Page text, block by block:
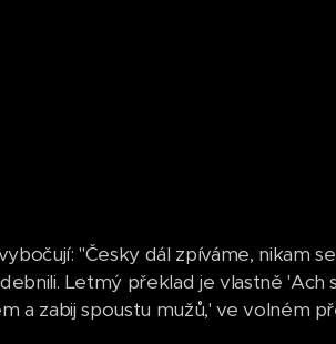
"Česky dál zpíváme, nikam
Letmý překlad je vlastně 'Ach
a zabij spoustu mužů,' ve volném